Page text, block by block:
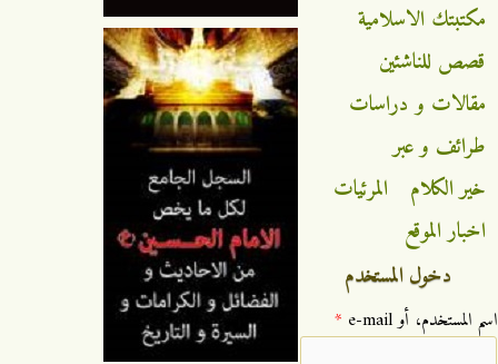
مكتبتك الاسلامية
قصص للناشئين
مقالات و دراسات
طرائف و عبر
خير الكلام
المرئيات
اخبار الموقع
دخول المستخدم
‏اسم المستخدم، أو e-mail ‏ *